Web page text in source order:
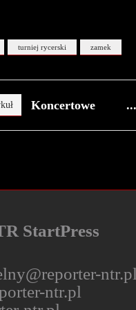
turniej rycerski zamek
Koncertowe
StartPress
ntr.pl